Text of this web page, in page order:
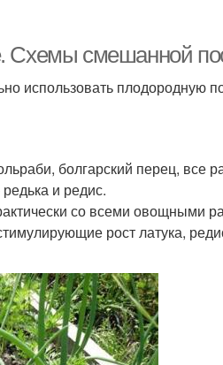
Схемы смешанной
использовать плодородную
болгарский перец, все
и редис.
со всеми овощными
рост латука,